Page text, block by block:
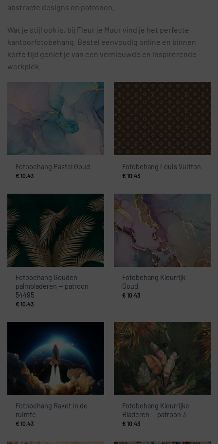
abstracte designs en patronen.
Wat je stijl ook is, bij Fleur je Muur vind je het perfecte
kantoorfotobehang. Bestel eenvoudig online en binnen
korte tijd geniet je van een vernieuwde en inspirerende
werkplek.
Fotobehang Pastel Goud
€ 10.43
Fotobehang Louis Vuitton
€ 10.43
Fotobehang Gouden
palmbladeren — patroon
54495
€ 10.43
Fotobehang Kleurrijk
Goud
€ 10.43
Fotobehang Raket in de
ruimte
€ 10.43
Fotobehang Kleurrijke
Bladeren — patroon 3
€ 10.43